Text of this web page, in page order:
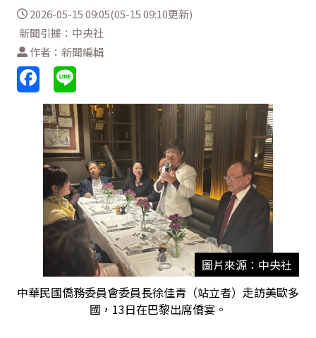
2026-05-15 09:05(05-15 09:10更新)
新聞引據：中央社
作者：新聞編輯
圖片來源：中央社
中華民國僑務委員會委員長徐佳青（站立者）走訪美歐多
國，13日在巴黎出席僑宴。